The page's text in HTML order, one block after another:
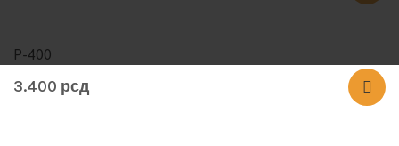
P-400
3.400 рсд